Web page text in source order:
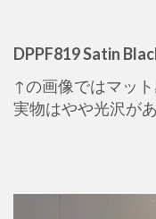
DPPF819 Satin
↑の画像ではマッ
実物はやや光沢が